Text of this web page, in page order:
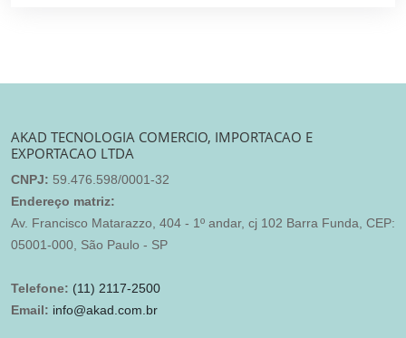
AKAD TECNOLOGIA COMERCIO, IMPORTACAO E
EXPORTACAO LTDA
CNPJ: 59.476.598/0001-32
Endereço matriz:
Av. Francisco Matarazzo, 404 - 1º andar, cj 102 Barra Funda, CEP:
05001-000, São Paulo - SP
Telefone: (11) 2117-2500
Email: info@akad.com.br